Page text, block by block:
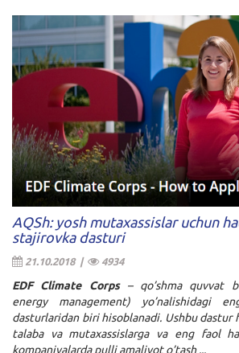
AQSh: yosh mutaxassislar uchun
stajirovka dasturi
21.10.2018 | 4934
EDF Climate Corps– qo’shma quvvat
energy management) yo’nalishidagi
dasturlaridan biri hisoblanadi. Ushbu
talaba va mutaxassislarga va eng faol
kompaniyalarda pulli amaliyot o’tash ...